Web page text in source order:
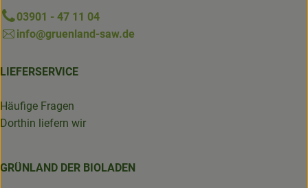
03901 - 47 11 04
info@gruenland-saw.de
LIEFERSERVICE
Häufige Fragen
Dorthin liefern wir
GRÜNLAND DER BIOLADEN